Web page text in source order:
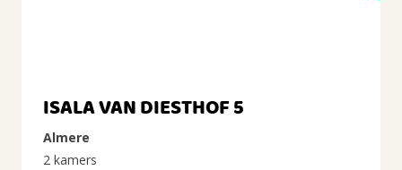
ISALA VAN DIESTHOF 5
Almere
2 kamers